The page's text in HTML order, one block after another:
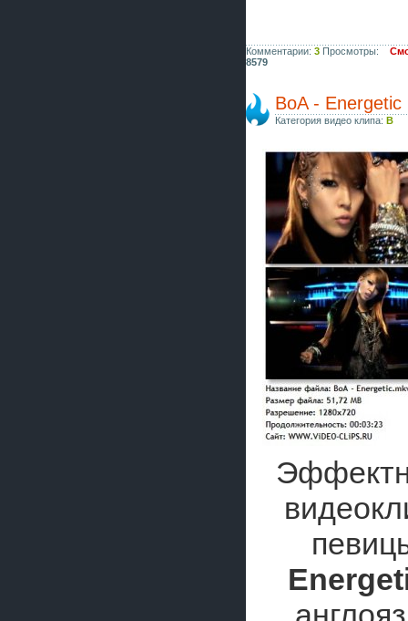
Комментарии: 3 Просмотры:
8579
BoA - Energetic
Категория видео клипа: B